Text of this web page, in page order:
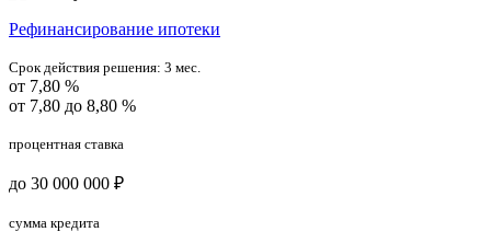
Рефинансирование ипотеки
Срок действия решения: 3 мес.
от 7,80 %
от 7,80 до 8,80 %
процентная ставка
до 30 000 000 ₽
сумма кредита